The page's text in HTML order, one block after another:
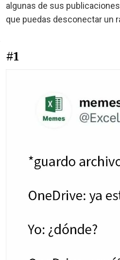
algunas de sus
que puedas desconectar un
#1